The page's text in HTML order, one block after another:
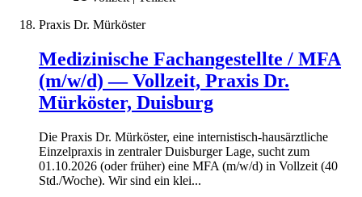
Praxis Dr. Mürköster
Medizinische Fachangestellte / MFA
(m/w/d) — Vollzeit, Praxis Dr.
Mürköster, Duisburg
Die Praxis Dr. Mürköster, eine internistisch-hausärztliche
Einzelpraxis in zentraler Duisburger Lage, sucht zum
01.10.2026 (oder früher) eine MFA (m/w/d) in Vollzeit (40
Std./Woche). Wir sind ein klei...